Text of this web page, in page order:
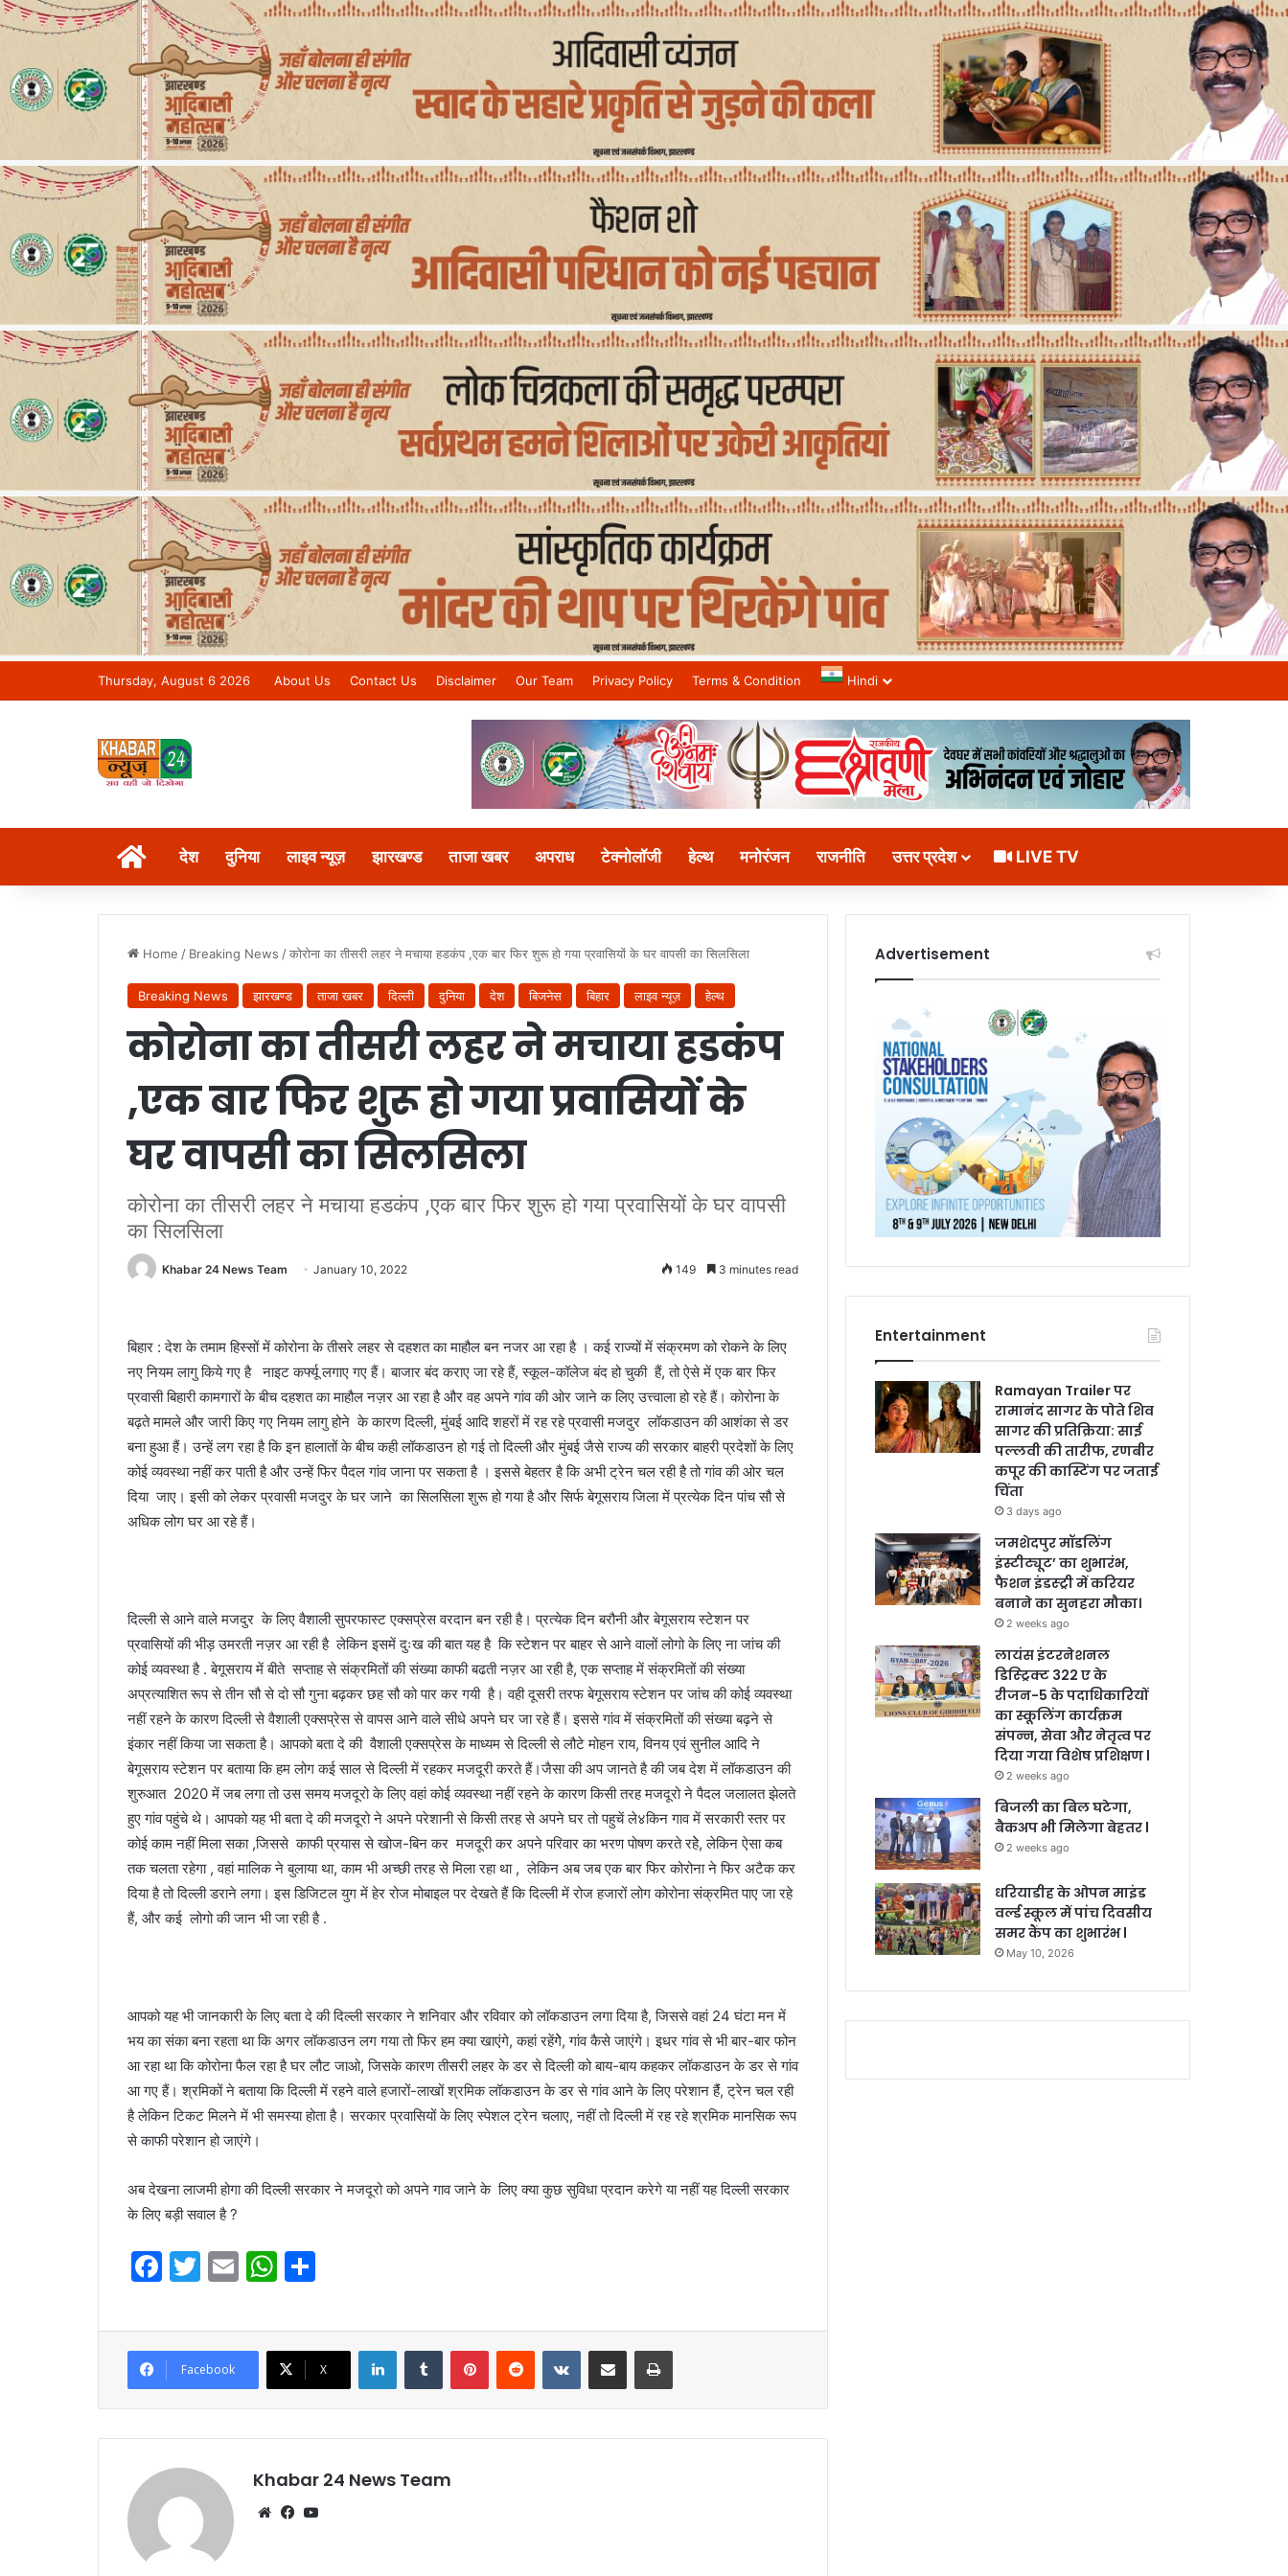
Thursday, August 6 2026 About Us Contact Us Disclaimer Our Team Privacy Policy Terms & Condition Hindi
Khabar 24 News Tv | Bihar/Jharkhand No.1 News Channel
देश दुनिया लाइव न्यूज़ झारखण्ड ताजा खबर अपराध टेक्नोलॉजी हेल्थ मनोरंजन राजनीति उत्तर प्रदेश LIVE TV
Home / Breaking News /कोरोना का तीसरी लहर ने मचाया हडकंप ,एक बार फिर शुरू हो गया प्रवासियों के घर वापसी का सिलसिला
Breaking News झारखण्ड ताजा खबर दिल्ली दुनिया देश बिजनेस बिहार लाइव न्यूज़ हेल्थ
कोरोना का तीसरी लहर ने मचाया हडकंप
,एक बार फिर शुरू हो गया प्रवासियों के
घर वापसी का सिलसिला
कोरोना का तीसरी लहर ने मचाया हडकंप ,एक बार फिर शुरू हो गया प्रवासियों के घर वापसी
का सिलसिला
Khabar 24 News Team January 10, 2022 149 3 minutes read
बिहार : देश के तमाम हिस्सों में कोरोना के तीसरे लहर से दहशत का माहौल बन नजर आ रहा है । कई राज्यों में संक्रमण को रोकने के लिए
नए नियम लागु किये गए है नाइट कर्फ्यू लगाए गए हैं। बाजार बंद कराए जा रहे हैं, स्कूल-कॉलेज बंद हो चुकी हैं, तो ऐसे में एक बार फिर
प्रवासी बिहारी कामगारों के बीच दहशत का माहौल नज़र आ रहा है और वह अपने गांव की ओर जाने क लिए उत्त्वाला हो रहे हैं। कोरोना के
बढ़ते मामले और जारी किए गए नियम लागु होने के कारण दिल्ली, मुंबई आदि शहरों में रह रहे प्रवासी मजदुर लॉकडाउन की आशंका से डर
बना हुआ हैं। उन्हें लग रहा है कि इन हालातों के बीच कही लॉकडाउन हो गई तो दिल्ली और मुंबई जैसे राज्य की सरकार बाहरी प्रदेशों के लिए
कोई व्यवस्था नहीं कर पाती है और उन्हें फिर पैदल गांव जाना पर सकता है । इससे बेहतर है कि अभी ट्रेन चल रही है तो गांव की ओर चल
दिया जाए। इसी को लेकर प्रवासी मजदुर के घर जाने का सिलसिला शुरू हो गया है और सिर्फ बेगूसराय जिला में प्रत्येक दिन पांच सौ से
अधिक लोग घर आ रहे हैं।
दिल्ली से आने वाले मजदुर के लिए वैशाली सुपरफास्ट एक्सप्रेस वरदान बन रही है। प्रत्येक दिन बरौनी और बेगूसराय स्टेशन पर
प्रवासियों की भीड़ उमरती नज़र आ रही है लेकिन इसमें दुःख की बात यह है कि स्टेशन पर बाहर से आने वालों लोगो के लिए ना जांच की
कोई व्यवस्था है . बेगूसराय में बीते सप्ताह से संक्रमितों की संख्या काफी बढती नज़र आ रही है, एक सप्ताह में संक्रमितों की संख्या
अप्रत्याशित रूप से तीन सौ से दो सौ गुना बढ़कर छह सौ को पार कर गयी है। वही दूसरी तरफ बेगूसराय स्टेशन पर जांच की कोई व्यवस्था
नहीं रहने के कारण दिल्ली से वैशाली एक्सप्रेस से वापस आने वाले सीधे अपने घर जा रहे हैं। इससे गांव में संक्रमितों की संख्या बढ़ने से
इंकार नहीं किया जा सकता है। आपको बता दे की वैशाली एक्सप्रेस के माध्यम से दिल्ली से लौटे मोहन राय, विनय एवं सुनील आदि ने
बेगूसराय स्टेशन पर बताया कि हम लोग कई साल से दिल्ली में रहकर मजदूरी करते हैं।जैसा की अप जानते है की जब देश में लॉकडाउन की
शुरुआत 2020 में जब लगा तो उस समय मजदूरो के लिए वहां कोई व्यवस्था नहीं रहने के कारण किसी तरह मजदूरो ने पैदल जलालत झेलते
हुए गांव पहुंचे थे। आपको यह भी बता दे की मजदूरो ने अपने परेशानी से किसी तरह से अपने घर तो पहुचें ले४किन गाव में सरकारी स्तर पर
कोई काम नहीं मिला सका ,जिससे काफी प्रयास से खोज-बिन कर मजदूरी कर अपने परिवार का भरण पोषण करते रहेे, लेकिन ऐसा कब
तक चलता रहेगा , वहां मालिक ने बुलाया था, काम भी अच्छी तरह से मिला रहा था , लेकिन अब जब एक बार फिर कोरोना ने फिर अटैक कर
दिया है तो दिल्ली डराने लगा। इस डिजिटल युग में हेर रोज मोबाइल पर देखते हैं कि दिल्ली में रोज हजारों लोग कोरोना संक्रमित पाए जा रहे
हैं, और कई लोगो की जान भी जा रही है .
आपको यह भी जानकारी के लिए बता दे की दिल्ली सरकार ने शनिवार और रविवार को लॉकडाउन लगा दिया है, जिससे वहां 24 घंटा मन में
भय का संका बना रहता था कि अगर लॉकडाउन लग गया तो फिर हम क्या खाएंगे, कहां रहेंगेे, गांव कैसे जाएंगे। इधर गांव से भी बार-बार फोन
आ रहा था कि कोरोना फैल रहा है घर लौट जाओ, जिसके कारण तीसरी लहर के डर से दिल्ली को बाय-बाय कहकर लॉकडाउन के डर से गांव
आ गए हैं। श्रमिकों ने बताया कि दिल्ली में रहने वाले हजारों-लाखों श्रमिक लॉकडाउन के डर से गांव आने के लिए परेशान हैंं, ट्रेन चल रही
है लेकिन टिकट मिलने में भी समस्या होता है। सरकार प्रवासियों के लिए स्पेशल ट्रेन चलाए, नहीं तो दिल्ली में रह रहे श्रमिक मानसिक रूप
से काफी परेशान हो जाएंगे।
अब देखना लाजमी होगा की दिल्ली सरकार ने मजदूरो को अपने गाव जाने के लिए क्या कुछ सुविधा प्रदान करेगे या नहीं यह दिल्ली सरकार
के लिए बड़ी सवाल है ?
F
c
e
b
o
o
k
T
itt
er
E
ai
l
W
at
s
A
p
p
ar
e
Facebook X
LinkedInTumblr PinterestReddit VKontakteShare via Email Print
Khabar 24 News Team
WebsiteFacebook
Advertisement
Entertainment
Ramayan Trailer पर
रामानंद सागर के पोते शिव
सागर की प्रतिक्रिया: साई
पल्लवी की तारीफ, रणबीर
कपूर की कास्टिंग पर जताई
चिंता
3 days ago
जमशेदपुर मॉडलिंग
इंस्टीट्यूट’ का शुभारंभ,
फैशन इंडस्ट्री में करियर
बनाने का सुनहरा मौका।
2 weeks ago
लायंस इंटरनेशनल
डिस्ट्रिक्ट 322 ए के
रीजन-5 के पदाधिकारियों
का स्कूलिंग कार्यक्रम
संपन्न, सेवा और नेतृत्व पर
दिया गया विशेष प्रशिक्षण l
2 weeks ago
बिजली का बिल घटेगा,
बैकअप भी मिलेगा बेहतर l
2 weeks ago
धरियाडीह के ओपन माइंड
वर्ल्ड स्कूल में पांच दिवसीय
समर कैंप का शुभारंभ l
May 10, 2026